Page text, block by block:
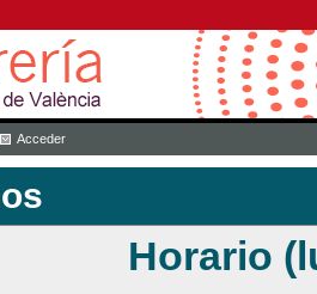
Acceder
Horario